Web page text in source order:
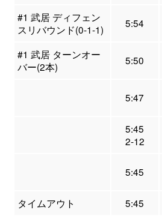
#1 武居 ディフェン
スリバウンド(0-1-1)
5:54
#1 武居 ターンオー
バー(2本)
5:50
5:47
5:45
2-12
5:45
タイムアウト
5:45